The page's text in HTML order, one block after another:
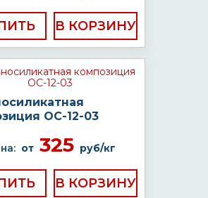
ОС-12-03
от325 руб/кг